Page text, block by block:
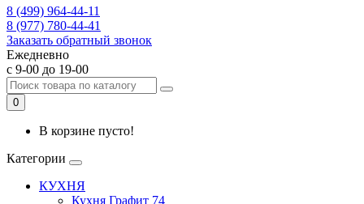
8 (499) 964-44-11
8 (977) 780-44-41
Заказать обратный звонок
Ежедневно
с 9-00 до 19-00
0
В корзине пусто!
Категории
КУХНЯ
Кухня Графит 74